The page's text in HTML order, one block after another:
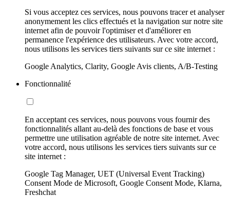
Si vous acceptez ces services, nous pouvons tracer et analyser
anonymement les clics effectués et la navigation sur notre site
internet afin de pouvoir l'optimiser et d'améliorer en
permanence l'expérience des utilisateurs. Avec votre accord,
nous utilisons les services tiers suivants sur ce site internet :
Google Analytics, Clarity, Google Avis clients, A/B-Testing
Fonctionnalité
En acceptant ces services, nous pouvons vous fournir des
fonctionnalités allant au-delà des fonctions de base et vous
permettre une utilisation agréable de notre site internet. Avec
votre accord, nous utilisons les services tiers suivants sur ce
site internet :
Google Tag Manager, UET (Universal Event Tracking)
Consent Mode de Microsoft, Google Consent Mode, Klarna,
Freshchat